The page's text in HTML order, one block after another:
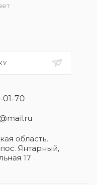
01-70
область​,
Янтарный,
17